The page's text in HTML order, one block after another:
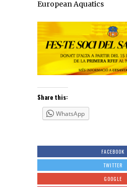
European Aquatics
Share this:
WhatsApp
FACEBOOK
TWITTER
GOOGLE